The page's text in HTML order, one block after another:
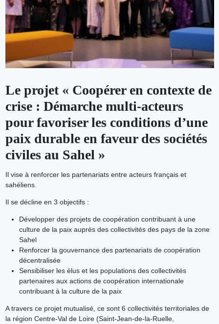
Le projet « Coopérer en contexte de
crise : Démarche multi-acteurs
pour favoriser les conditions d’une
paix durable en faveur des sociétés
civiles au Sahel »
Il vise à renforcer les partenariats entre acteurs français et
sahéliens.
Il se décline en 3 objectifs :
Développer des projets de coopération contribuant à une
culture de la paix auprès des collectivités des pays de la zone
Sahel
Renforcer la gouvernance des partenariats de coopération
décentralisée
Sensibiliser les élus et les populations des collectivités
partenaires aux actions de coopération internationale
contribuant à la culture de la paix
A travers ce projet mutualisé, ce sont 6 collectivités territoriales de
la région Centre-Val de Loire (Saint-Jean-de-la-Ruelle,